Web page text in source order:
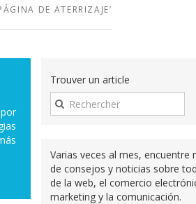
DE ATERRIZAJE’
Trouver un article
Varias veces al mes, encuentre
de consejos y noticias sobre
de la web, el comercio
marketing y la comunicación.